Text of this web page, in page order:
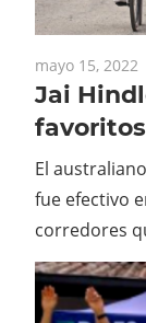
mayo 15, 2022
Jai
El
fue efectivo
corredores